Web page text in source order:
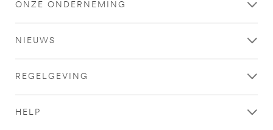
ONZE ONDERNEMING
NIEUWS
REGELGEVING
HELP